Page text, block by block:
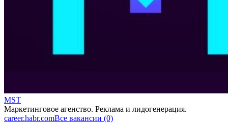
MST
Маркетинговое агенство. Реклама и лидогенерация.
career.habr.comВсе вакансии (0)